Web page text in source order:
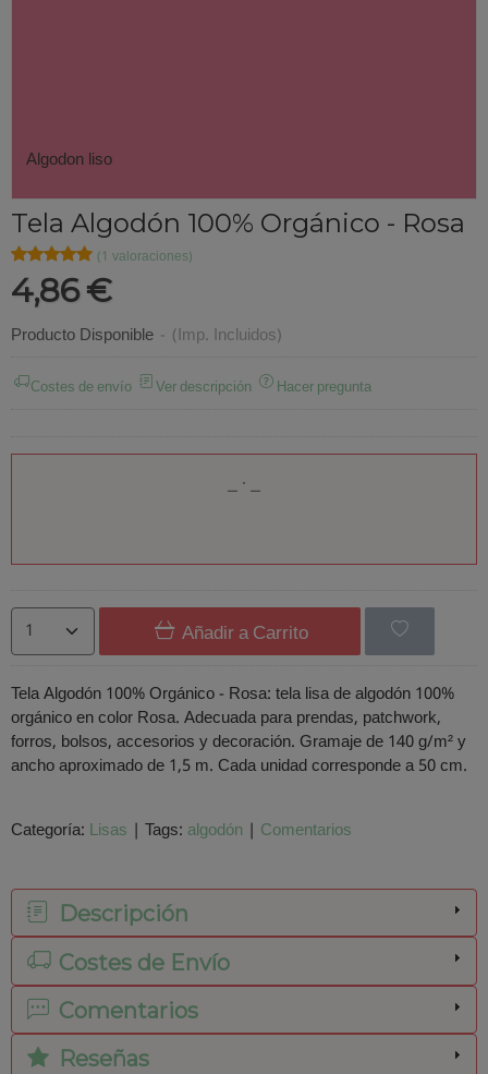
Algodon liso
Tela Algodón 100% Orgánico - Rosa
★★★★★
★★★★★ (1 valoraciones)
4,86 €
Producto Disponible - (Imp. Incluidos)
Costes de envío Ver descripción Hacer pregunta
Añadir a Carrito
Tela Algodón 100% Orgánico - Rosa: tela lisa de algodón 100%
orgánico en color Rosa. Adecuada para prendas, patchwork,
forros, bolsos, accesorios y decoración. Gramaje de 140 g/m² y
ancho aproximado de 1,5 m. Cada unidad corresponde a 50 cm.
Categoría: Lisas | Tags: algodón | Comentarios
Descripción
Costes de Envío
Comentarios
Reseñas